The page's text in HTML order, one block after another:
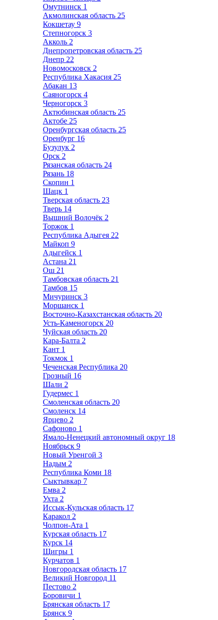
Омутнинск 1
Акмолинская область 25
Кокшетау 9
Степногорск 3
Акколь 2
Днепропетровская область 25
Днепр 22
Новомосковск 2
Республика Хакасия 25
Абакан 13
Саяногорск 4
Черногорск 3
Актюбинская область 25
Актобе 25
Оренбургская область 25
Оренбург 16
Бузулук 2
Орск 2
Рязанская область 24
Рязань 18
Скопин 1
Шацк 1
Тверская область 23
Тверь 14
Вышний Волочёк 2
Торжок 1
Республика Адыгея 22
Майкоп 9
Адыгейск 1
Астана 21
Ош 21
Тамбовская область 21
Тамбов 15
Мичуринск 3
Моршанск 1
Восточно-Казахстанская область 20
Усть-Каменогорск 20
Чуйская область 20
Кара-Балта 2
Кант 1
Токмок 1
Чеченская Республика 20
Грозный 16
Шали 2
Гудермес 1
Смоленская область 20
Смоленск 14
Ярцево 2
Сафоново 1
Ямало-Ненецкий автономный округ 18
Ноябрьск 9
Новый Уренгой 3
Надым 2
Республика Коми 18
Сыктывкар 7
Емва 2
Ухта 2
Иссык-Кульская область 17
Каракол 2
Чолпон-Ата 1
Курская область 17
Курск 14
Щигры 1
Курчатов 1
Новгородская область 17
Великий Новгород 11
Пестово 2
Боровичи 1
Брянская область 17
Брянск 9